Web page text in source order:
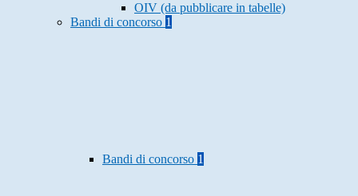
OIV (da pubblicare in tabelle)
Bandi di concorso 1
Bandi di concorso 1